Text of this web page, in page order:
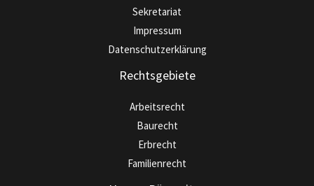
Sekretariat
Impressum
Datenschutzerklärung
Rechtsgebiete
Arbeitsrecht
Baurecht
Erbrecht
Familienrecht